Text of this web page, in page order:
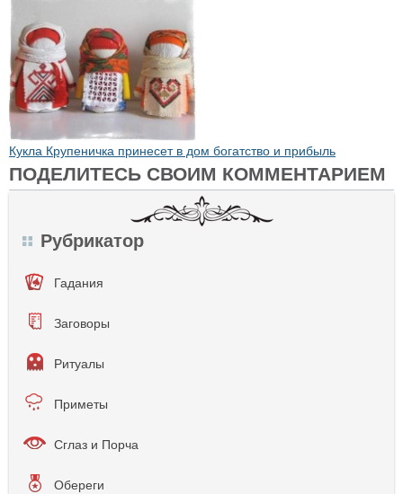
Кукла Крупеничка принесет в дом богатство и прибыль
ПОДЕЛИТЕСЬ СВОИМ КОММЕНТАРИЕМ
Рубрикатор
Гадания
Заговоры
Ритуалы
Приметы
Сглаз и Порча
Обереги